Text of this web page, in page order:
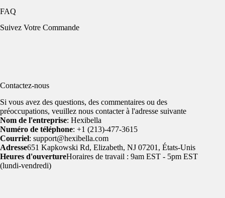
FAQ
Suivez Votre Commande
Contactez-nous
Si vous avez des questions, des commentaires ou des
préoccupations, veuillez nous contacter à l'adresse suivante
Nom de l'entreprise: Hexibella
Numéro de téléphone: +1 (213)-477-3615
Courriel: support@hexibella.com
Adresse651 Kapkowski Rd, Elizabeth, NJ 07201, États-Unis
Heures d'ouvertureHoraires de travail : 9am EST - 5pm EST
(lundi-vendredi)